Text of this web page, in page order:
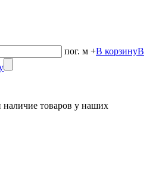
пог. м +В корзинуВ
товаров у наших